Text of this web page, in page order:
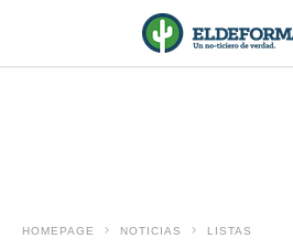
HOMEPAGE NOTICIAS LISTAS